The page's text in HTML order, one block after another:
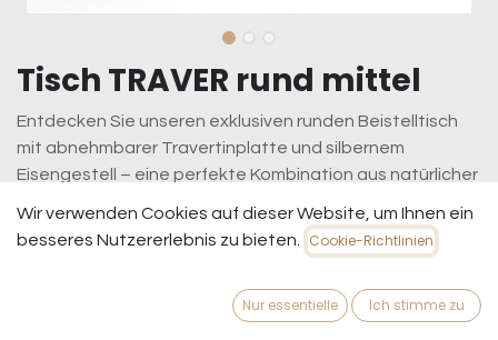
Tisch TRAVER rund mittel
Entdecken Sie unseren exklusiven runden Beistelltisch
mit abnehmbarer Travertinplatte und silbernem
Eisengestell – eine perfekte Kombination aus natürlicher
ein praktisches Möbelstück, sondern auch ein stilvolles
zzgl. Versandkosten
Wir verwenden Cookies auf dieser Website, um Ihnen ein
besseres Nutzererlebnis zu bieten.
Cookie-Richtlinien
Nur essentielle Ich stimme zu